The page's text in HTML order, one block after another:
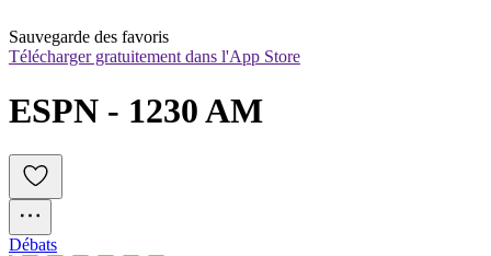
Sauvegarde des favoris
Télécharger gratuitement dans l'App Store
ESPN - 1230 AM
Débats